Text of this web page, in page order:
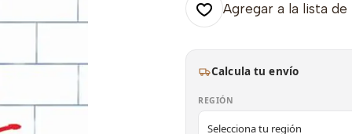
Agregar a la lista
Calcula tu envío
REGIÓN